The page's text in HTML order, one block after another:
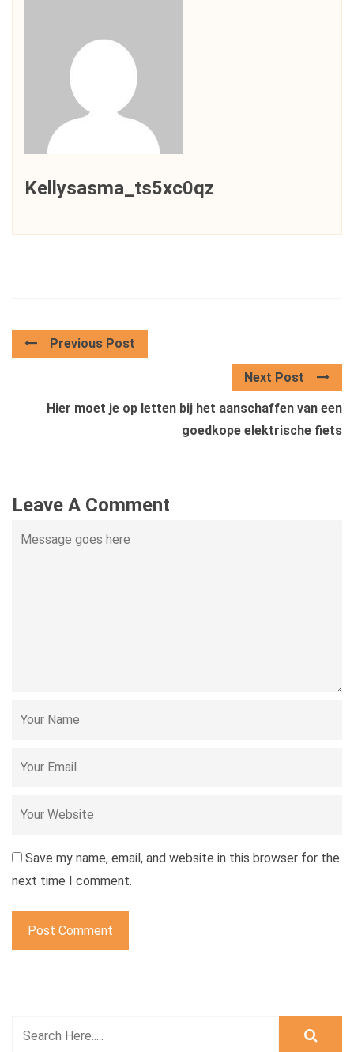
Kellysasma_ts5xc0qz
Previous Post
Next Post
Hier moet je op letten bij het aanschaffen van een
goedkope elektrische fiets
Leave A Comment
Save my name, email, and website in this browser for the
next time I comment.
Post Comment